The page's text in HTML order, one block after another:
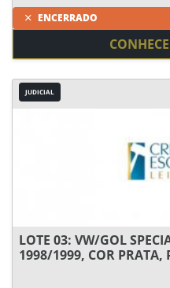
ENCERRADO
JUDICIAL
LOTE 03: VW/GOL
1998/1999, COR PRATA,